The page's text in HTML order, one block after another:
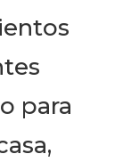
para